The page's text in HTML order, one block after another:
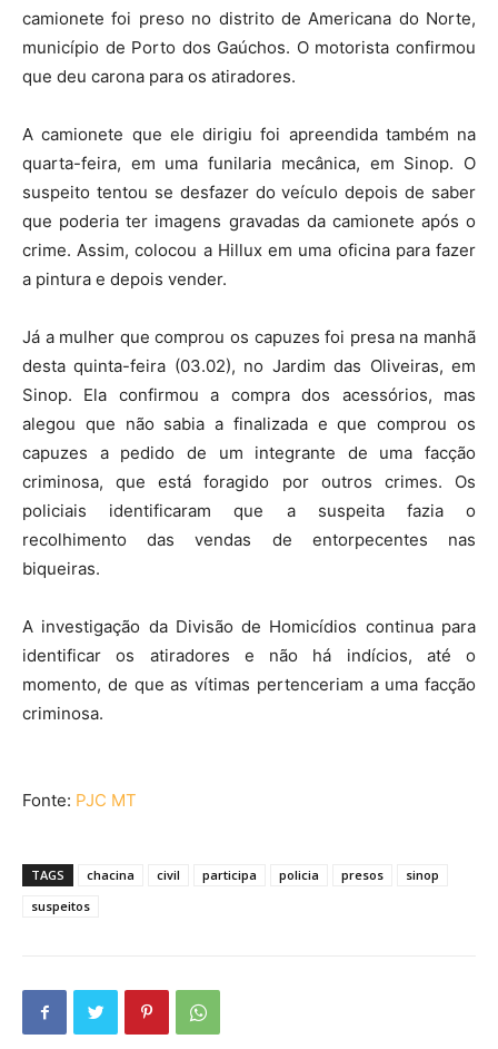
camionete foi preso no distrito de Americana do Norte,
município de Porto dos Gaúchos. O motorista confirmou
que deu carona para os atiradores.
A camionete que ele dirigiu foi apreendida também na
quarta-feira, em uma funilaria mecânica, em Sinop. O
suspeito tentou se desfazer do veículo depois de saber
que poderia ter imagens gravadas da camionete após o
crime. Assim, colocou a Hillux em uma oficina para fazer
a pintura e depois vender.
Já a mulher que comprou os capuzes foi presa na manhã
desta quinta-feira (03.02), no Jardim das Oliveiras, em
Sinop. Ela confirmou a compra dos acessórios, mas
alegou que não sabia a finalizada e que comprou os
capuzes a pedido de um integrante de uma facção
criminosa, que está foragido por outros crimes. Os
policiais identificaram que a suspeita fazia o
recolhimento das vendas de entorpecentes nas
biqueiras.
A investigação da Divisão de Homicídios continua para
identificar os atiradores e não há indícios, até o
momento, de que as vítimas pertenceriam a uma facção
criminosa.
Fonte: PJC MT
TAGS chacina civil participa policia presos
sinop
suspeitos